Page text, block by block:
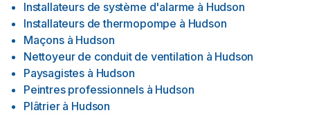
Installateurs de système d'alarme à Hudson
Installateurs de thermopompe à Hudson
Maçons à Hudson
Nettoyeur de conduit de ventilation à Hudson
Paysagistes à Hudson
Peintres professionnels à Hudson
Plâtrier à Hudson